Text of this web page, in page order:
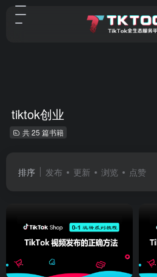
tiktok创业
共 25 篇书籍
排序 发布 更新 浏览 点赞